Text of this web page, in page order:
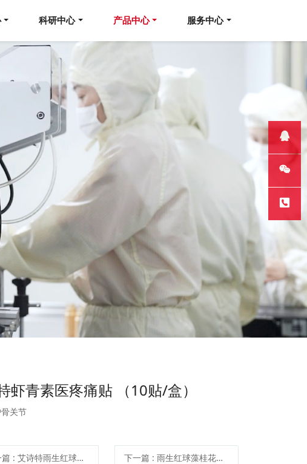
科研中心 产品中心 服务中心
虾青素医疼痛贴 （10贴/盒）
关节
: 艾诗特雨生红球藻微囊粉 下一篇 : 雨生红球藻桂花坚果藕粉 （210g/罐）
QQ客服
微信